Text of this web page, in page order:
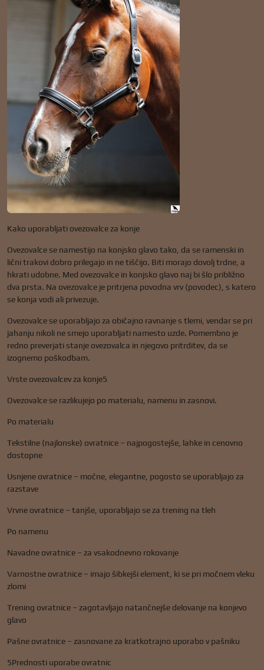
Kako uporabljati ovezovalce za konje
Ovezovalce se namestijo na konjsko glavo tako, da se ramenski in
lični trakovi dobro prilegajo in ne tiščijo. Biti morajo dovolj trdne, a
hkrati udobne. Med ovezovalce in konjsko glavo naj bi šlo približno
dva prsta. Na ovezovalce je pritrjena povodna vrv (povodec), s katero
se konja vodi ali privezuje.
Ovezovalce se uporabljajo za običajno ravnanje s tlemi, vendar se pri
jahanju nikoli ne smejo uporabljati namesto uzde. Pomembno je
redno preverjati stanje ovezovalca in njegovo pritrditev, da se
izognemo poškodbam.
Vrste ovezovalcev za konje5
Ovezovalce se razlikujejo po materialu, namenu in zasnovi.
Po materialu
Tekstilne (najlonske) ovratnice – najpogostejše, lahke in cenovno
dostopne
Usnjene ovratnice – močne, elegantne, pogosto se uporabljajo za
razstave
Vrvne ovratnice – tanjše, uporabljajo se za trening na tleh
Po namenu
Navadne ovratnice – za vsakodnevno rokovanje
Varnostne ovratnice – imajo šibkejši element, ki se pri močnem vleku
zlomi
Trening ovratnice – zagotavljajo natančnejše delovanje na konjevo
glavo
Pašne ovratnice – zasnovane za kratkotrajno uporabo v pašniku
5Prednosti uporabe ovratnic